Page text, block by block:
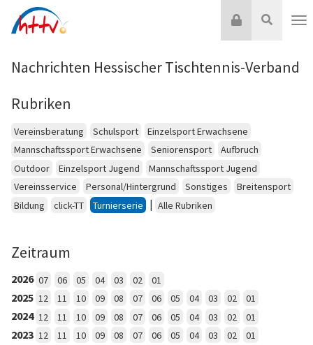
Inhalt
Suche
Login
Nachrichten Hessischer Tischtennis-Verband
Rubriken
Vereinsberatung Schulsport
Einzelsport Erwachsene
Mannschaftssport Erwachsene
Seniorensport
Aufbruch
Outdoor
Einzelsport Jugend
Mannschaftssport Jugend
Vereinsservice
Personal/Hintergrund Sonstiges
Breitensport
Bildung
click-TT Turnierserie | Alle Rubriken
Zeitraum
2026 07 06 05 04 03 02 01
2025 12 11 10 09 08 07 06 05 04 03 02 01
2024 12 11 10 09 08 07 06 05 04 03 02 01
2023 12 11 10 09 08 07 06 05 04 03 02
01